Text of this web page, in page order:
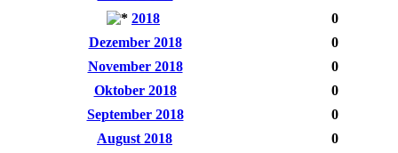
2018
0
Dezember 2018
0
November 2018
0
Oktober 2018
0
September 2018
0
August 2018
0